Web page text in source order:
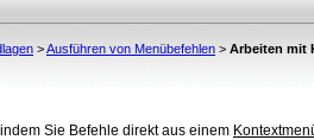
>Ausführen von Menübefehlen > Arbeiten mit
Sie Befehle direkt aus einem